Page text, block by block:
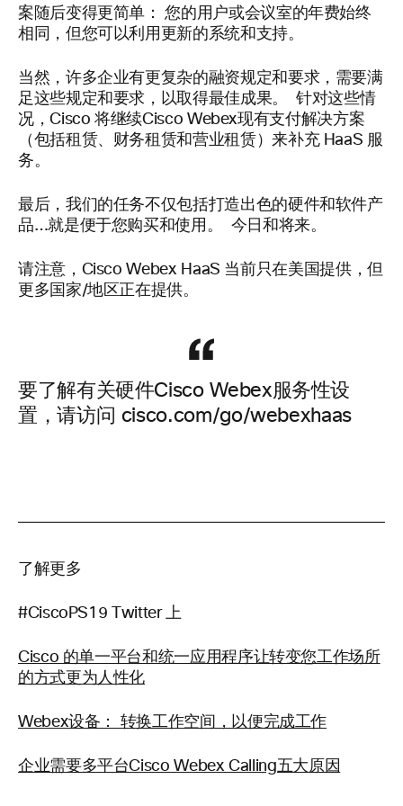
案随后变得更简单： 您的用户或会议室的年费始终
相同，但您可以利用更新的系统和支持。
当然，许多企业有更复杂的融资规定和要求，需要满
足这些规定和要求，以取得最佳成果。 针对这些情
况，Cisco 将继续Cisco Webex现有支付解决方案
（包括租赁、财务租赁和营业租赁）来补充 HaaS 服
务。
最后，我们的任务不仅包括打造出色的硬件和软件产
品…就是便于您购买和使用。 今日和将来。
请注意，Cisco Webex HaaS 当前只在美国提供，但
更多国家/地区正在提供。
要了解有关硬件Cisco Webex服务性设
置，请访问 cisco.com/go/webexhaas
了解更多
#CiscoPS19 Twitter 上
Cisco 的单一平台和统一应用程序让转变您工作场所
的方式更为人性化
Webex设备： 转换工作空间，以便完成工作
企业需要多平台Cisco Webex Calling五大原因